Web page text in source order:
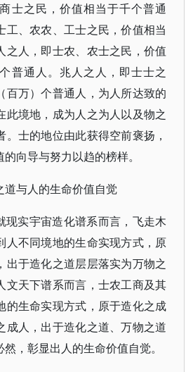
士之民，价值相当于千个普通
工、农农、工士之民，价值相当
之人，即士农、农士之民，价值
普通人。兆人之人，即士士之
百万）个普通人，为人所达致的
此境地，成为人之为人以及物之
。士的地位由此获得空前褒扬，
向导与努力以趋的榜样。
道与人的生命价值自觉
现实宇宙造化谱系而言，飞走木
人不同境地的生命实现方式，原
出于造化之道层层落实为万物之
文天下谱系而言，士农工商及其
的生命实现方式，原于造化之成
成人，出于造化之道、万物之道
，彰显出人的生命价值自觉。